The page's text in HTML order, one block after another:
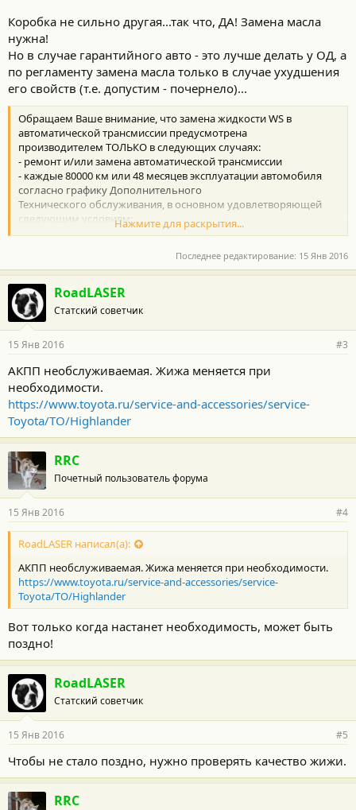
Коробка не сильно другая...так что, ДА! Замена масла
нужна!
Но в случае гарантийного авто - это лучше делать у ОД, а
по регламенту замена масла только в случае ухудшения
его свойств (т.е. допустим - почернело)...
Обращаем Ваше внимание, что замена жидкости WS в
автоматической трансмиссии предусмотрена
производителем ТОЛЬКО в следующих случаях:
- ремонт и/или замена автоматической трансмиссии
- каждые 80000 км или 48 месяцев эксплуатации автомобиля
согласно графику Дополнительного
Технического обслуживания, в основном удовлетворяющей
следующим условиям:
а) буксирование прицепа, использование кемпера или
б) продолжительное движение на высокой скорости (80% или
более от максимально возможной
скорости автомобиля) более 2 часов.
Нажмите для раскрытия...
Последнее редактирование: 15 Янв 2016
RoadLASER
Статский советчик
15 Янв 2016 #3
АКПП необслуживаемая. Жижа меняется при
необходимости.
https://www.toyota.ru/service-and-accessories/service-
Toyota/TO/Highlander
RRC
Почетный пользователь форума
15 Янв 2016 #4
RoadLASER написал(а):
АКПП необслуживаемая. Жижа меняется при необходимости.
https://www.toyota.ru/service-and-accessories/service-
Toyota/TO/Highlander
Вот только когда настанет необходимость, может быть
поздно!
RoadLASER
Статский советчик
15 Янв 2016 #5
Чтобы не стало поздно, нужно проверять качество жижи.
RRC